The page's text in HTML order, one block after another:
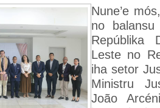
Nune’e
no balansu
Repúblika
Leste no
iha setor
Ministru
João